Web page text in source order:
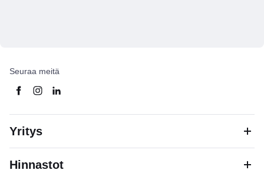
Seuraa meitä
Yritys
Hinnastot